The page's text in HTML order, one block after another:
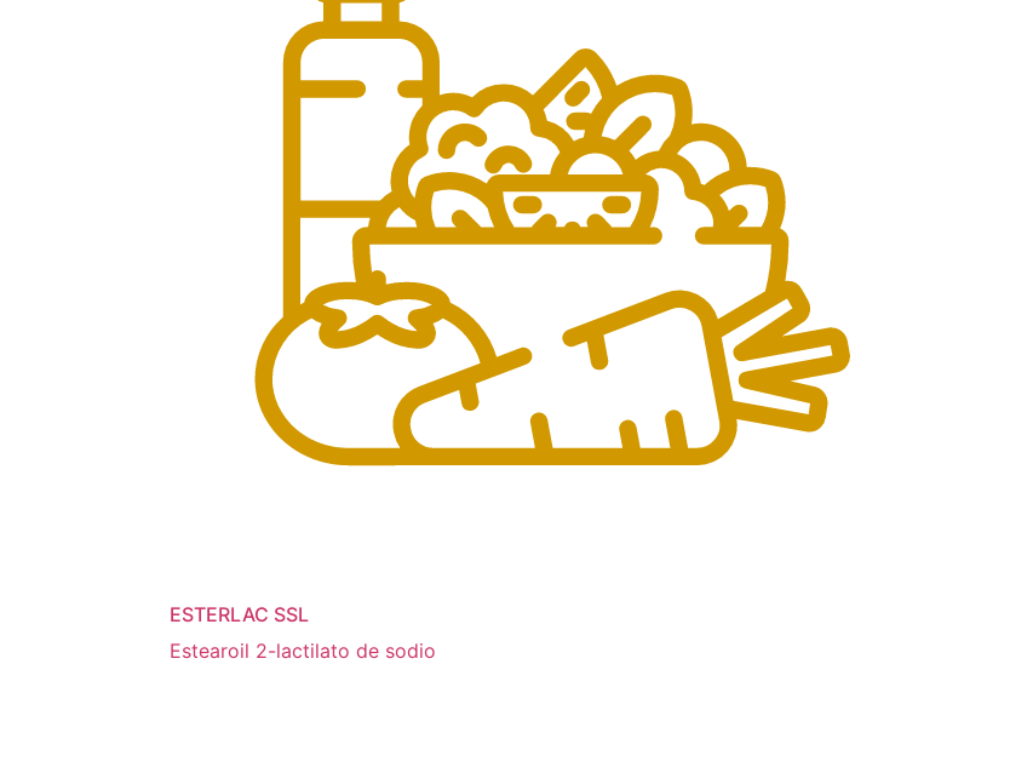
ESTERLAC SSL
Estearoil 2-lactilato de sodio